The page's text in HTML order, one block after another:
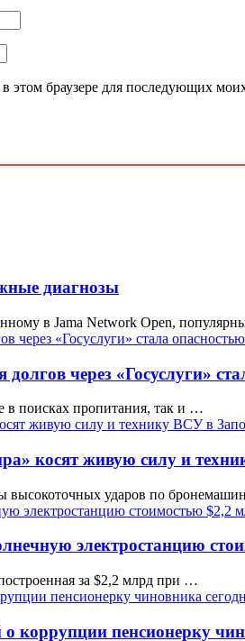
этом браузере для последующих
диагнозы
в Jama Network Open,
через «Госуслуги»
в поисках пропитания, так и …
косят живую силу и
высокоточных ударов по
электростанцию
за $2,2 млрд при …
коррупции пенсионерку